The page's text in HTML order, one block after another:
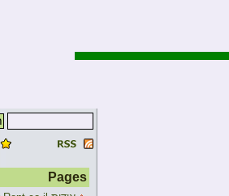
Pages